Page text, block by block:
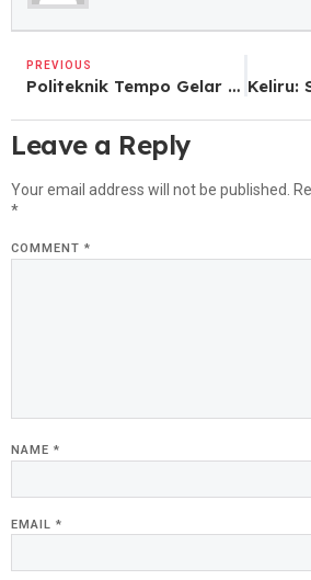
PREVIOUS
Politeknik Tempo Gelar Workshop Jurus Rahasia Public Speaking
Leave a Reply
Your email address will not be published.
*
COMMENT *
NAME *
EMAIL *